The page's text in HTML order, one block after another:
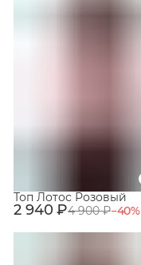
2 940 ₽4 900 ₽−40%
Топ Лотос Розовый